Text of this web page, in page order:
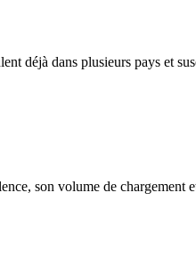
déjà dans plusieurs pays et
son volume de chargement